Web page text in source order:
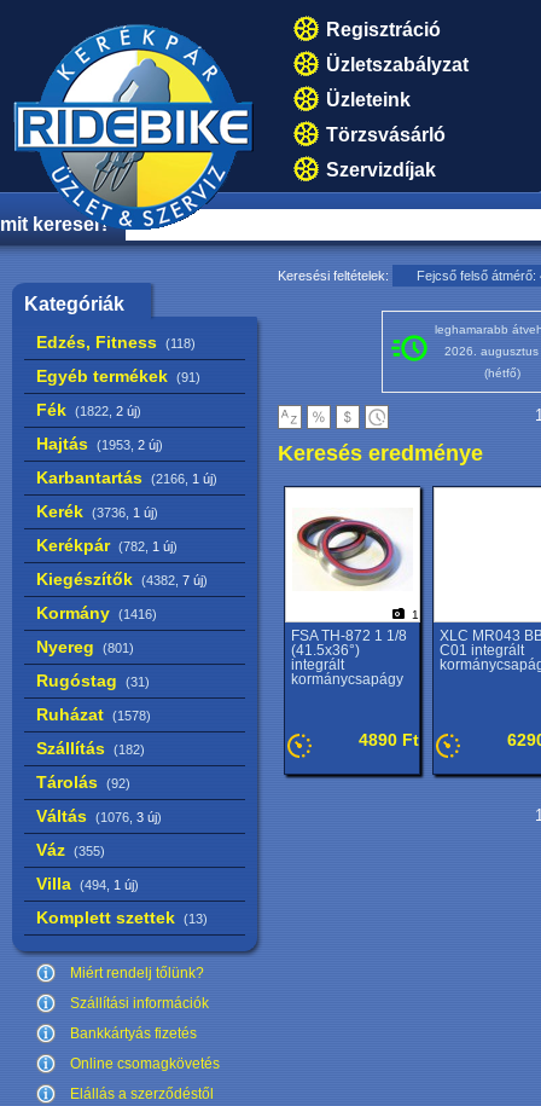
Regisztráció
Üzletszabályzat
Üzleteink
Törzsvásárló
Szervizdíjak
mit keresel?
Kategóriák
Edzés, Fitness (118)
Egyéb termékek (91)
Fék (1822, 2 új)
Hajtás (1953, 2 új)
Karbantartás (2166, 1 új)
Kerék (3736, 1 új)
Kerékpár (782, 1 új)
Kiegészítők (4382, 7 új)
Kormány (1416)
Nyereg (801)
Rugóstag (31)
Ruházat (1578)
Szállítás (182)
Tárolás (92)
Váltás (1076, 3 új)
Váz (355)
Villa (494, 1 új)
Komplett szettek (13)
Miért rendelj tőlünk?
Szállítási információk
Bankkártyás fizetés
Online csomagkövetés
Elállás a szerződéstől
Keresési feltételek: Fejcső felső átmérő:
leghamarabb
2026. augusztus
(hétfő)
Keresés eredménye
1
FSA TH-872 1 1/8
(41.5x36°)
integrált
kormánycsapágy
4890 Ft
XLC MR043
C01 integrált